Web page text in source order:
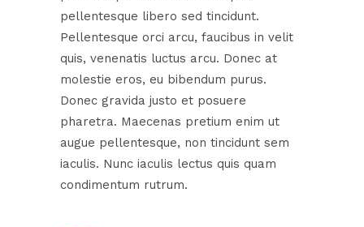
pellentesque libero sed tincidunt.
Pellentesque orci arcu, faucibus in velit
quis, venenatis luctus arcu. Donec at
molestie eros, eu bibendum purus.
Donec gravida justo et posuere
pharetra. Maecenas pretium enim ut
augue pellentesque, non tincidunt sem
iaculis. Nunc iaculis lectus quis quam
condimentum rutrum.